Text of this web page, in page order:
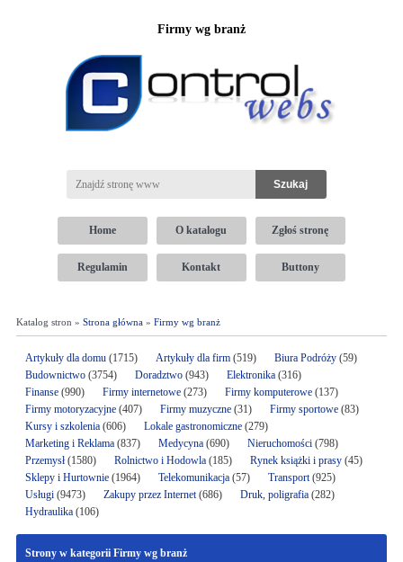
Firmy wg branż
Home O katalogu Zgłoś stronę
Regulamin Kontakt Buttony
Katalog stron » Strona główna» Firmy wg branż
Artykuły dla domu(1715) Artykuły dla firm(519) Biura Podróży(59)
Budownictwo(3754) Doradztwo(943) Elektronika (316)
Finanse(990) Firmy internetowe (273) Firmy komputerowe(137)
Firmy motoryzacyjne(407) Firmy muzyczne(31) Firmy sportowe(83)
Kursy i szkolenia(606) Lokale gastronomiczne(279)
Marketing i Reklama(837) Medycyna(690) Nieruchomości(798)
Przemysł(1580) Rolnictwo i Hodowla(185) Rynek książki i prasy(45)
Sklepy i Hurtownie(1964) Telekomunikacja(57) Transport(925)
Usługi(9473) Zakupy przez Internet(686) Druk, poligrafia(282)
Hydraulika(106)
Strony w kategorii Firmy wg branż